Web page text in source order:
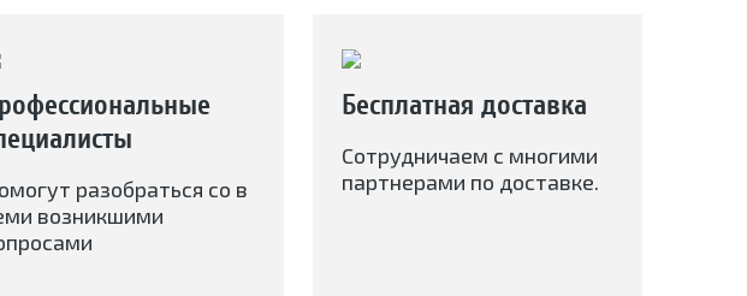
разобраться со в
возникшими
Бесплатная доставка
Сотрудничаем с многими
партнерами по доставке.